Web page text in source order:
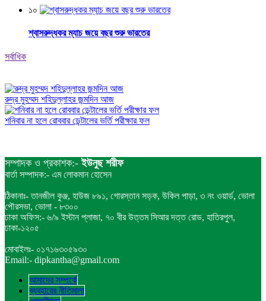
১০
শ্বাসরুদ্ধকর ম্যাচ জয়ে বছর শুরু ভারতের
সর্বাধিক
রুদ্র মুহম্মদ শহিদুল্লাহর জন্মদিন আজ
শনিবার না হলে রোববার ডেন্টালের ভর্তি পরীক্ষার ফল
সম্পাদক ও প্রকাশক:-ইউনুছ শরীফ
বার্তা সম্পাদক:- এম লোকমান হোসেন
ঠিকানাঃ- তানজীল কুঞ্জ, হাউজ ৮৯১, গোরস্তান সড়ক, উকিল পাড়া, ৩ নং ওয়ার্ড, ভোলা
পৌরসভা, ভোলা - ৮৩০০
ঢাকা অফিস:- ৬/৯ ইস্টান প্লাজা, ৭০ বীর উত্তম সিআর দত্ত রোড, হাতিরপুল,
ঢাকা-১২০৫
মোবাইলঃ- ০১৭১৬৩০৫৯৩০
Email:- dipkantha@gmail.com
আমাদের সম্পর্কে
ব্যবহারের নীতিমালা